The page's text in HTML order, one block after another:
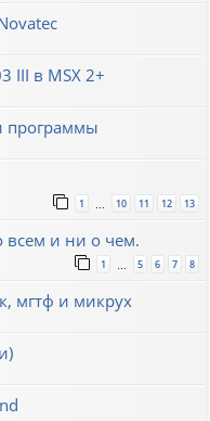
III в MSX 2+
программы
1 10 11 12 13
всем и ни о чем.
1 5 6 7 8
мгтф и микрух